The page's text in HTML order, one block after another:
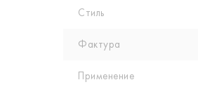
Стиль
Фактура
Применение